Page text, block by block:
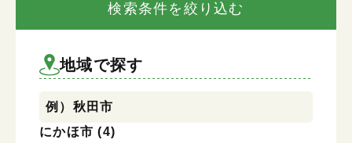
検索条件を絞り込む
地域で探す
地域を選択
例）秋田市
にかほ市 (4)